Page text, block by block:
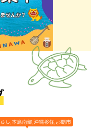
し,本島南部,沖縄移住,那覇市